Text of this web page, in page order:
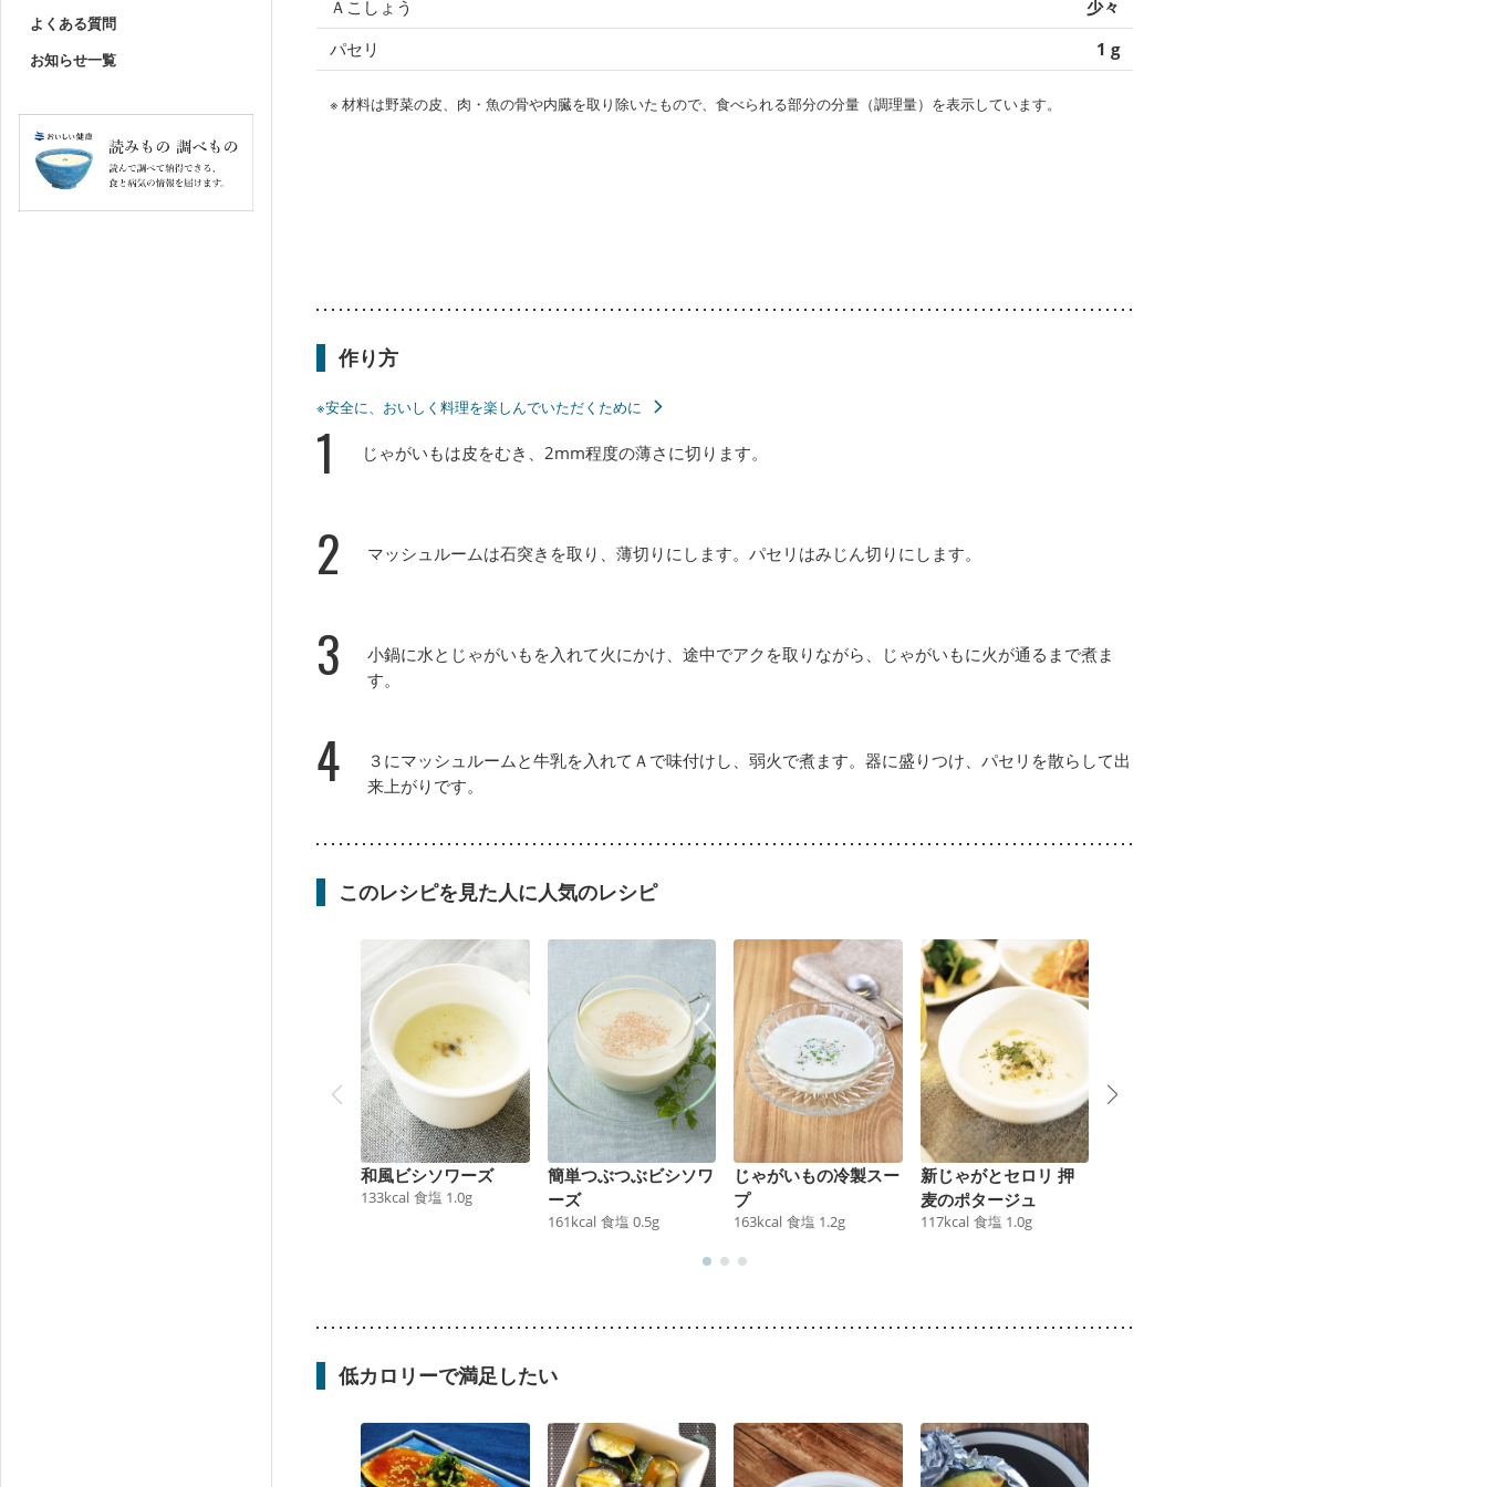
よくある質問
お知らせ一覧
Ａこしょう
少々
パセリ
1 g
※ 材料は野菜の皮、肉・魚の骨や内臓を取り除いたもので、食べられる部分の分量（調理量）を表示しています。
作り方
※安全に、おいしく料理を楽しんでいただくために
1 じゃがいもは皮をむき、2mm程度の薄さに切ります。
2 マッシュルームは石突きを取り、薄切りにします。パセリはみじん切りにします。
3
小鍋に水とじゃがいもを入れて火にかけ、途中でアクを取りながら、じゃがいもに火が通るまで煮ま
す。
4
３にマッシュルームと牛乳を入れてＡで味付けし、弱火で煮ます。器に盛りつけ、パセリを散らして出
来上がりです。
このレシピを見た人に人気のレシピ
和風ビシソワーズ
133kcal 食塩 1.0g
簡単つぶつぶビシソワ
ーズ
161kcal 食塩 0.5g
じゃがいもの冷製スー
プ
163kcal 食塩 1.2g
新じゃがとセロリ 押
麦のポタージュ
117kcal 食塩 1.0g
低カロリーで満足したい